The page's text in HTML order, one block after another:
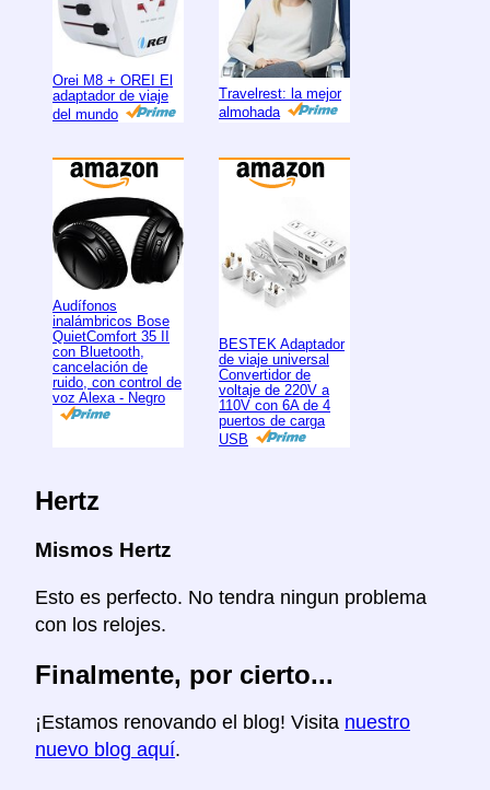
Orei M8 + OREI El
adaptador de viaje
del mundo
Travelrest: la mejor
almohada
Audífonos
inalámbricos Bose
QuietComfort 35 II
con Bluetooth,
cancelación de
ruido, con control de
voz Alexa - Negro
BESTEK Adaptador
de viaje universal
Convertidor de
voltaje de 220V a
110V con 6A de 4
puertos de carga
USB
Hertz
Mismos Hertz
Esto es perfecto. No tendra ningun problema
con los relojes.
Finalmente, por cierto...
¡Estamos renovando el blog! Visita nuestro
nuevo blog aquí.